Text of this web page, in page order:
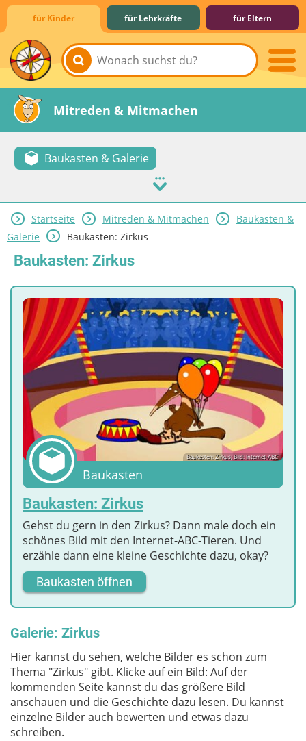
für Kinder für Lehrkräfte für Eltern
Lernen & Schule
Hobby & Freizeit
Spiel & Spaß
Mitreden & Mitmachen
Baukasten & Galerie
Startseite Mitreden & Mitmachen
Baukasten &
Galerie
Baukasten: Zirkus
Baukasten: Zirkus
Baukasten: Zirkus; Bild: Internet-ABC
Baukasten
Baukasten: Zirkus
Gehst du gern in den Zirkus? Dann male doch ein
schönes Bild mit den Internet-ABC-Tieren. Und
erzähle dann eine kleine Geschichte dazu, okay?
Baukasten öffnen
Galerie: Zirkus
Hier kannst du sehen, welche Bilder es schon zum
Thema "Zirkus" gibt. Klicke auf ein Bild: Auf der
kommenden Seite kannst du das größere Bild
anschauen und die Geschichte dazu lesen. Du kannst
einzelne Bilder auch bewerten und etwas dazu
schreiben.